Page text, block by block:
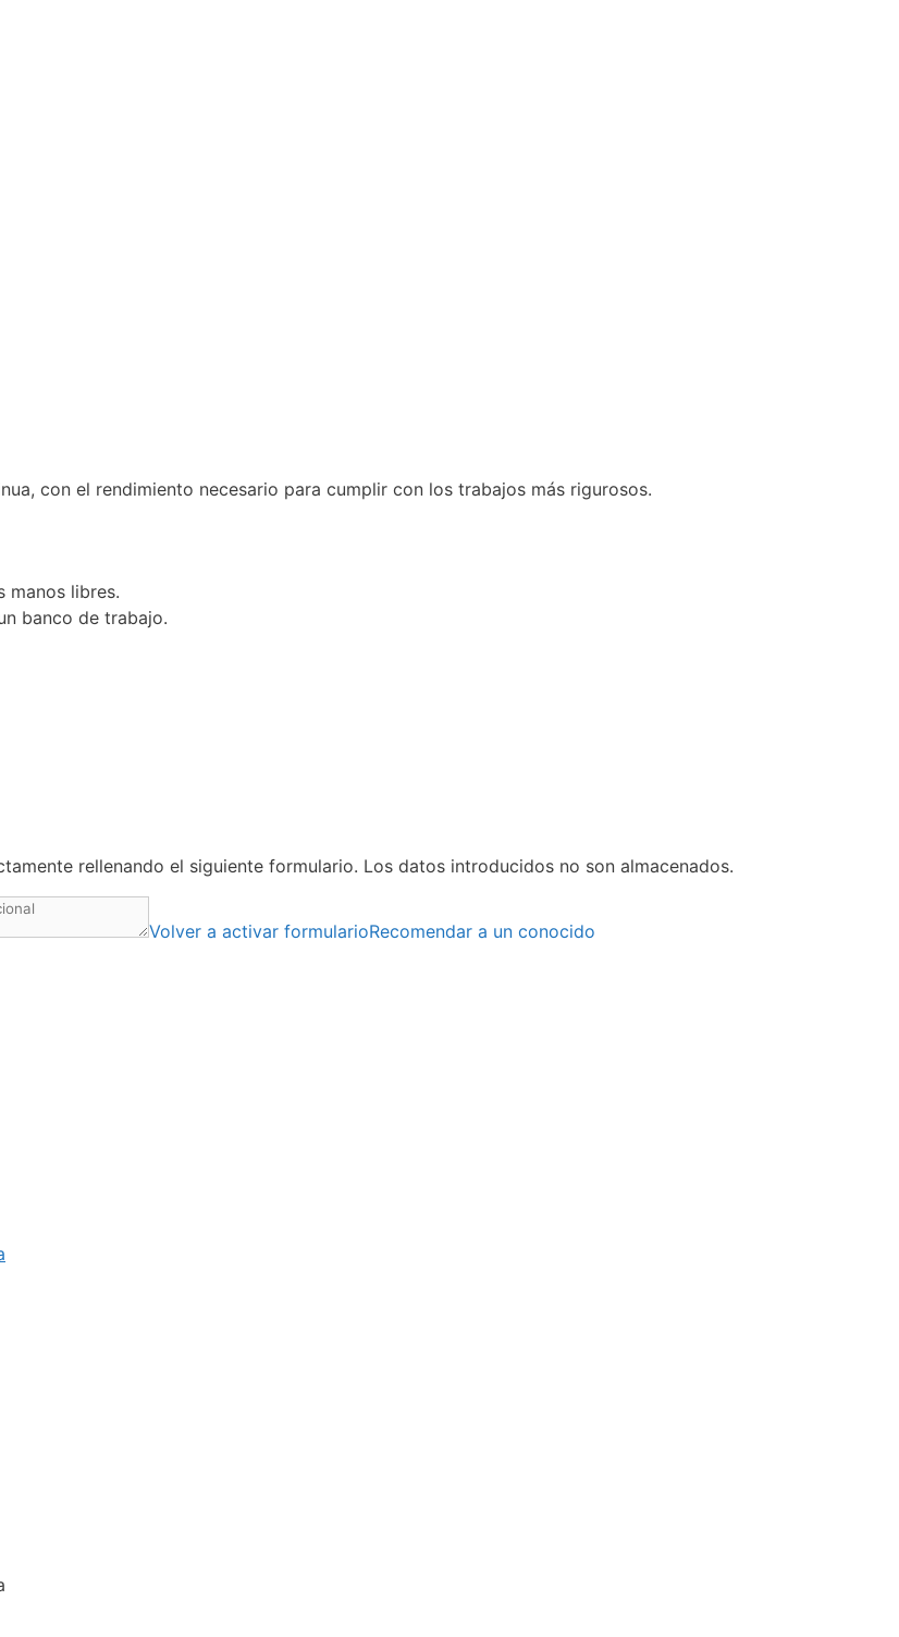
con el rendimiento necesario para cumplir con los trabajos más rigurosos.
manos libres.
banco de trabajo.
rellenando el siguiente formulario. Los datos introducidos no son almacenados.
Volver a activar formularioRecomendar a un conocido